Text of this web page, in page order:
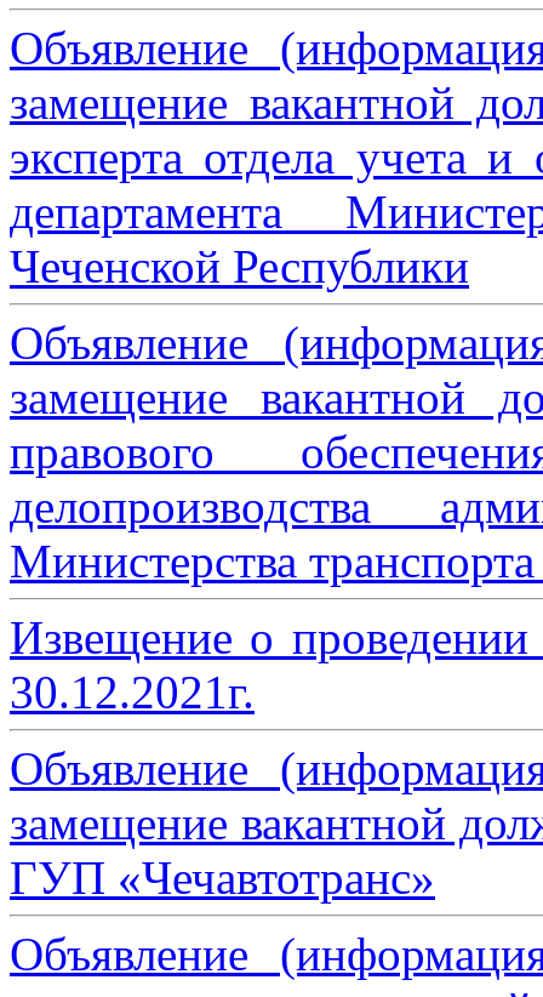
Объявление
замещение вакантной
эксперта отдела учета и
департамента
Чеченской Республики
Объявление
замещение вакантной
правового
делопроизводства
Министерства
Извещение о
30.12.2021г.
Объявление
замещение вакантной
ГУП «Чечавтотранс»
Объявление